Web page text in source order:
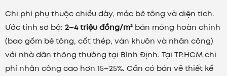
Chi phí phụ thuộc chiều dày, mác bê tông và diện tích.
Ước tính sơ bộ: 2–4 triệu đồng/m² bản móng hoàn chỉnh
(bao gồm bê tông, cốt thép, ván khuôn và nhân công)
với nhà dân thông thường tại Bình Định. Tại TP.HCM chi
phí nhân công cao hơn 15–25%. Cần có bản vẽ thiết kế